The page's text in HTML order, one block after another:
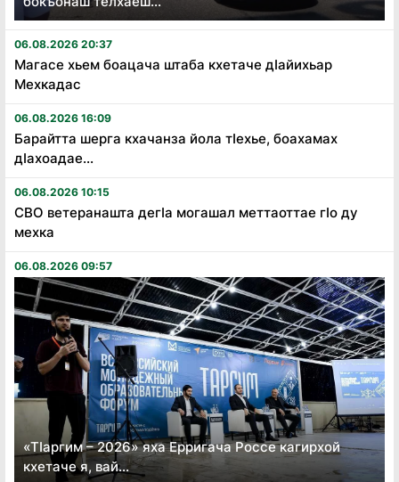
06.08.2026 20:37
Магасе хьем боацача штаба кхетаче дӏайихьар
Мехкадас
06.08.2026 16:09
Барайтта шерга кхачанза йола тӏехье, боахамах
дӏахоадае...
06.08.2026 10:15
СВО ветеранашта дегӏа могашал меттаоттае гӏо ду
мехка
06.08.2026 09:57
«Тӏаргим – 2026» яха Ерригача Россе кагирхой
кхетаче я, вай...